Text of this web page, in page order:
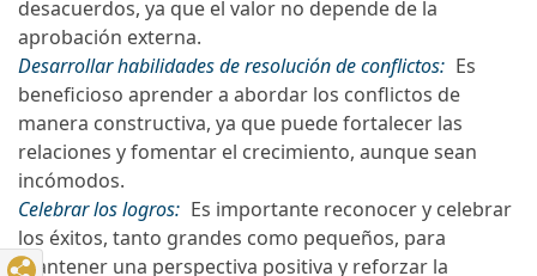
desacuerdos, ya que el valor no depende de la
aprobación externa.
Desarrollar habilidades de resolución de conflictos: Es
beneficioso aprender a abordar los conflictos de
manera constructiva, ya que puede fortalecer las
relaciones y fomentar el crecimiento, aunque sean
incómodos.
Celebrar los logros: Es importante reconocer y celebrar
los éxitos, tanto grandes como pequeños, para
mantener una perspectiva positiva y reforzar la